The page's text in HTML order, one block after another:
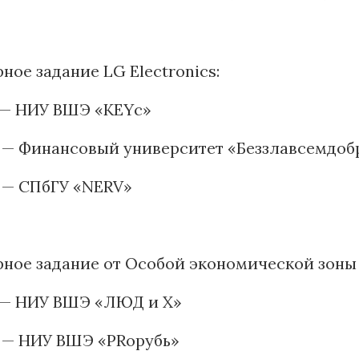
задание LG Electronics:
— НИУ ВШЭ «KEYс»
Финансовый университет
СПбГУ «NERV»
задание от Особой экономической
— НИУ ВШЭ «ЛЮД и X»
— НИУ ВШЭ «PRорубь»